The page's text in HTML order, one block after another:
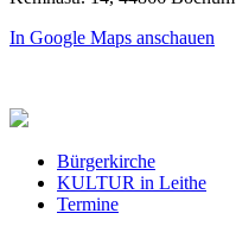
In Google Maps anschauen
Bürgerkirche
KULTUR in Leithe
Termine